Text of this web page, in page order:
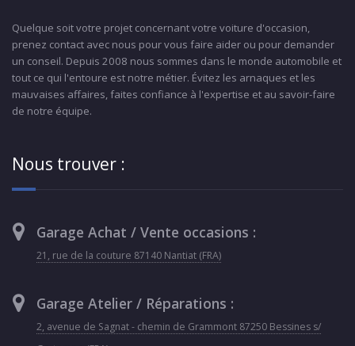
Quelque soit votre projet concernant votre voiture d'occasion,
prenez contact avec nous pour vous faire aider ou pour demander
un conseil. Depuis 2008 nous sommes dans le monde automobile et
tout ce qui l'entoure est notre métier. Évitez les arnaques et les
mauvaises affaires, faites confiance à l'expertise et au savoir-faire
de notre équipe.
Nous trouver :
Garage Achat / Vente occasions :
21, rue de la couture 87140 Nantiat (FRA)
Garage Atelier / Réparations :
2, avenue de Sagnat - chemin de Grammont 87250 Bessines s/